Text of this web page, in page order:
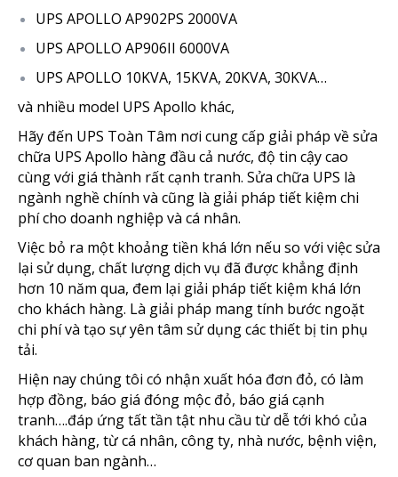
UPS APOLLO AP902PS 2000VA
UPS APOLLO AP906II 6000VA
UPS APOLLO 10KVA, 15KVA, 20KVA, 30KVA…
và nhiều model UPS Apollo khác,
Hãy đến UPS Toàn Tâm nơi cung cấp giải pháp về sửa
chữa UPS Apollo hàng đầu cả nước, độ tin cậy cao
cùng với giá thành rất cạnh tranh. Sửa chữa UPS là
ngành nghề chính và cũng là giải pháp tiết kiệm chi
phí cho doanh nghiệp và cá nhân.
Việc bỏ ra một khoảng tiền khá lớn nếu so với việc sửa
lại sử dụng, chất lượng dịch vụ đã được khẳng định
hơn 10 năm qua, đem lại giải pháp tiết kiệm khá lớn
cho khách hàng. Là giải pháp mang tính bước ngoặt
chi phí và tạo sự yên tâm sử dụng các thiết bị tin phụ
tải.
Hiện nay chúng tôi có nhận xuất hóa đơn đỏ, có làm
hợp đồng, báo giá đóng mộc đỏ, báo giá cạnh
tranh….đáp ứng tất tần tật nhu cầu từ dễ tới khó của
khách hàng, từ cá nhân, công ty, nhà nước, bệnh viện,
cơ quan ban ngành…